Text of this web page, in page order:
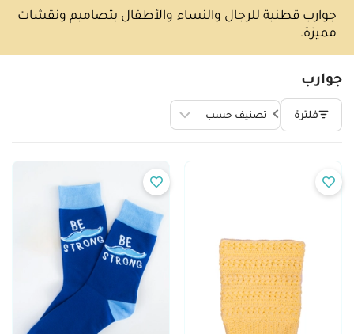
جوارب قطنية للرجال والنساء والأطفال بتصاميم ونقشات
مميزة.
جوارب
فلترة